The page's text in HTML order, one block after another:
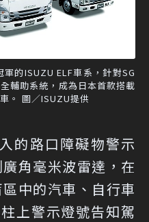
的ISUZU ELF車系，針對SG
輔助系統，成為日本首款搭載
。 圖／ISUZU提供
的路口障礙物警示
角毫米波雷達，在
中的汽車、自行車
上警示燈號告知駕